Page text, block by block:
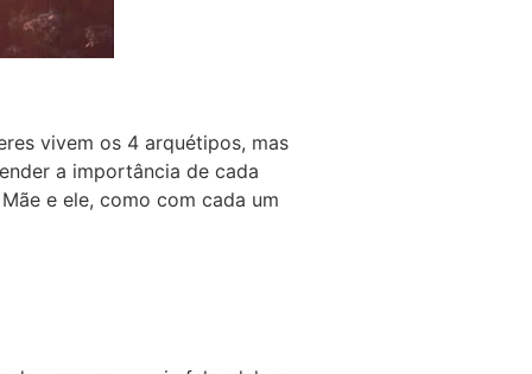
vivem os 4 arquétipos, mas
a importância de cada
e ele, como com cada um